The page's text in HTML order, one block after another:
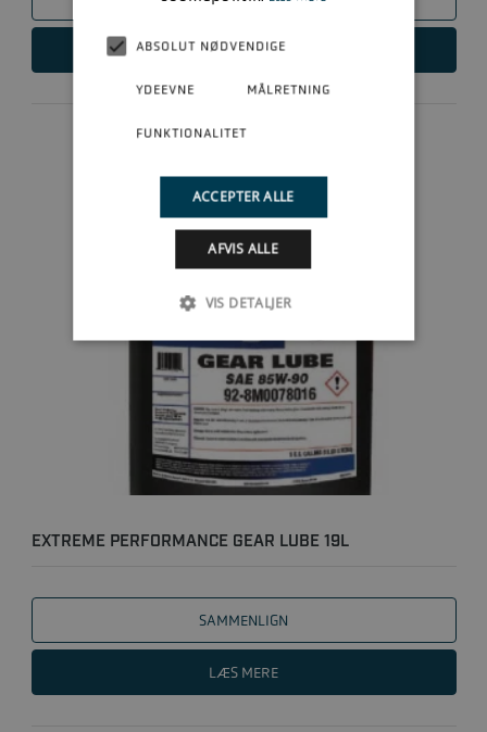
LÆS MERE
EXTREME PERFORMANCE GEAR LUBE 19L
SAMMENLIGN
LÆS MERE
ABSOLUT NØDVENDIGE
YDEEVNE MÅLRETNING
FUNKTIONALITET
ACCEPTER ALLE
AFVIS ALLE
VIS DETALJER